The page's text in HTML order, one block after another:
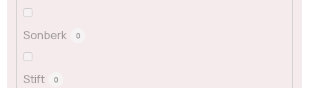
Sonberk 0
Stift 0